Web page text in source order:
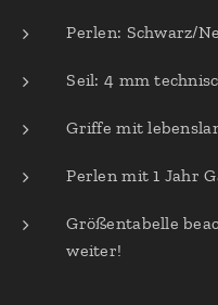
Perlen: Schwarz/
Seil: 4 mm
Griffe mit
Perlen mit 1 Jahr
Größentabelle
weiter!